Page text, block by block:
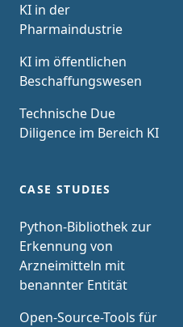
KI in der
Pharmaindustrie
KI im öffentlichen
Beschaffungswesen
Technische Due
Diligence im Bereich KI
CASE STUDIES
Python-Bibliothek zur
Erkennung von
Arzneimitteln mit
benannter Entität
Open-Source-Tools für